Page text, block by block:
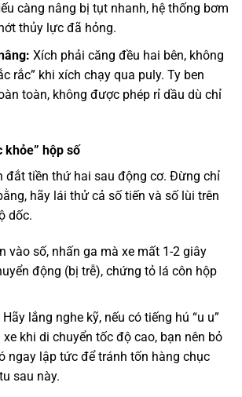
càng nâng bị tụt nhanh, hệ thống bơm
thủy lực đã hỏng.
Xích phải căng đều hai bên, không
rắc” khi xích chạy qua puly. Ty ben
toàn, không được phép rỉ dầu dù chỉ
khỏe” hộp số
đắt tiền thứ hai sau động cơ. Đừng chỉ
hãy lái thử cả số tiến và số lùi trên
dốc.
vào số, nhấn ga mà xe mất 1-2 giây
động (bị trễ), chứng tỏ lá côn hộp
Hãy lắng nghe kỹ, nếu có tiếng hú “u u”
khi di chuyển tốc độ cao, bạn nên bỏ
ngay lập tức để tránh tốn hàng chục
sau này.